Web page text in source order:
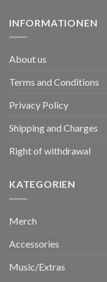
INFORMATIONEN
About us
Terms and Conditions
Privacy Policy
Shipping and Charges
Right of withdrawal
KATEGORIEN
Merch
Accessories
Music/Extras